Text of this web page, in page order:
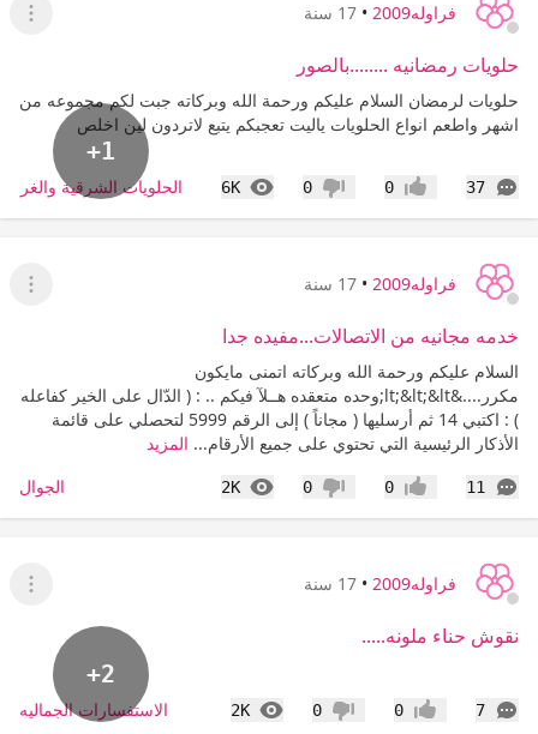
فراوله2009 • 17 سنة
عرض
حلويات رمضانيه ........بالصور
حلويات لرمضان السلام عليكم ورحمة الله وبركاته جبت لكم مجموعه من
اشهر واطعم انواع الحلويات ياليت تعجبكم يتبع لاتردون لين اخلص
+1
37
التعليقات إعجاب0 عدم إعجاب
0
6K
المشاهدات الحلويات الشرقية والغربية
فراوله2009 • 17 سنة
عرض
خدمه مجانيه من الاتصالات...مفيده جدا
السلام عليكم ورحمة الله وبركاته اتمنى مايكون
مكرر....&lt;&lt;&lt;وحده متعقده هــلآ فيكم .. : ( الدّال على الخير كفاعله
) : اكتبي 14 ثم أرسليها ( مجاناً ) إلى الرقم 5999 لتحصلي على قائمة
الأذكار الرئيسية التي تحتوي على جميع الأرقام... المزيد
11
التعليقات إعجاب0 عدم إعجاب
0
2K
المشاهدات الجوال
فراوله2009 • 17 سنة
عرض
نقوش حناء ملونه.....
+2
7
التعليقات إعجاب0 عدم إعجاب
0
2K
المشاهدات الاستفسارات الجماليه